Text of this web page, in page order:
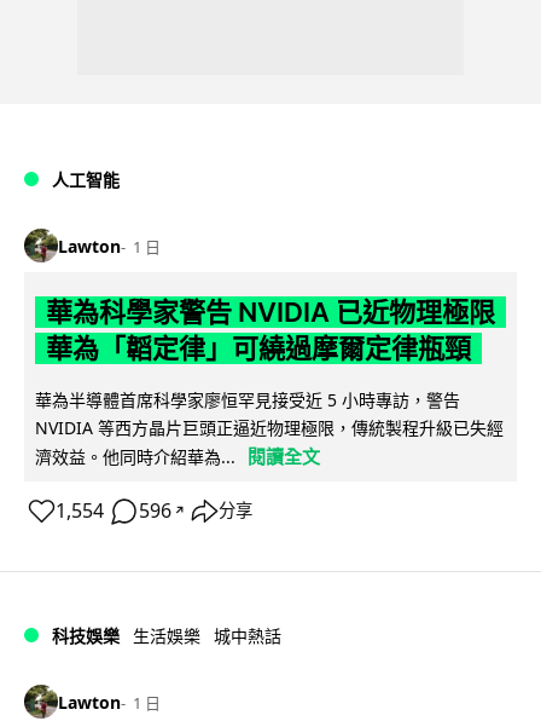
人工智能
Lawton 1 日
華為科學家警告 NVIDIA 已近物理極限
華為「韜定律」可繞過摩爾定律瓶頸
華為半導體首席科學家廖恒罕見接受近 5 小時專訪，警告
NVIDIA 等西方晶片巨頭正逼近物理極限，傳統製程升級已失經
濟效益。他同時介紹華為...
閱讀全文
1,554 596 ↗ 分享
科技娛樂 生活娛樂 城中熱話
Lawton 1 日